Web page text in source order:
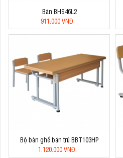
Bàn BHS46L2
911.000 VNĐ
Bộ bàn ghế bán trú BBT103HP
1.120.000 VNĐ